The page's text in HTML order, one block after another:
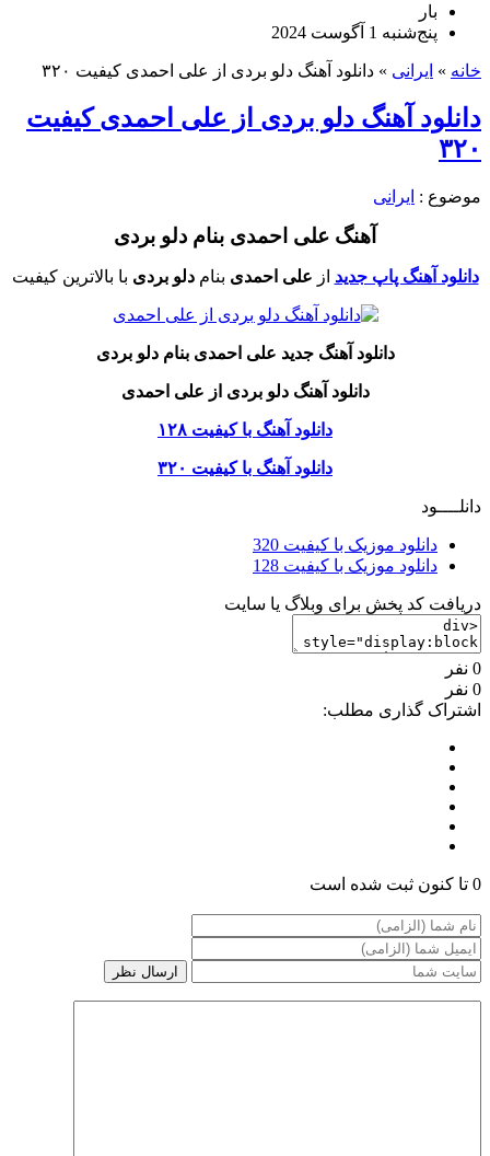
بار
پنج‌شنبه 1 آگوست 2024
خانه » ایرانی » دانلود آهنگ دلو بردی از علی احمدی کیفیت ۳۲۰
دانلود آهنگ دلو بردی از علی احمدی کیفیت
۳۲۰
موضوع : ایرانی
آهنگ علی احمدی بنام دلو بردی
دانلود آهنگ پاپ جدید از علی احمدی بنامدلو بردی با بالاترین کیفیت
دانلود آهنگ جدید علی احمدی بنام دلو بردی
دانلود آهنگ دلو بردی از علی احمدی
دانلود آهنگ با کیفیت ۱۲۸
دانلود آهنگ با کیفیت ۳۲۰
دانلــــود
دانلود موزیک با کیفیت 320
دانلود موزیک با کیفیت 128
دریافت کد پخش برای وبلاگ یا سایت
0 نفر
0 نفر
اشتراک گذاری مطلب:
0 تا کنون ثبت شده است